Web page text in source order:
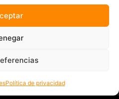
Política de privacidad